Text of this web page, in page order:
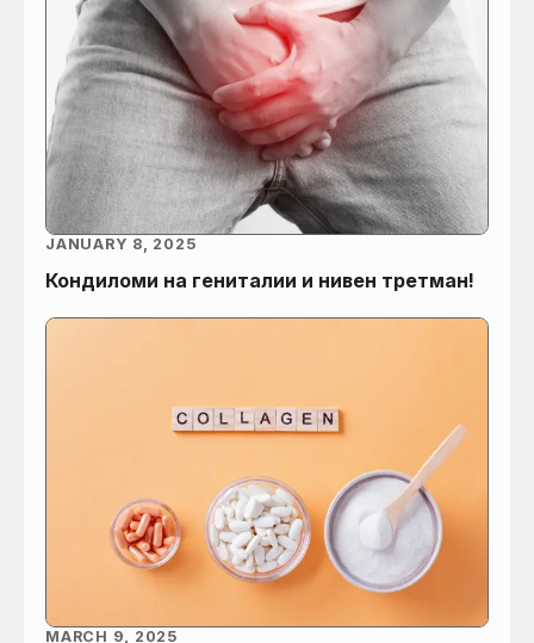
Кондиломи на гениталии и нивен третман!
JANUARY 8, 2025
MARCH 9, 2025